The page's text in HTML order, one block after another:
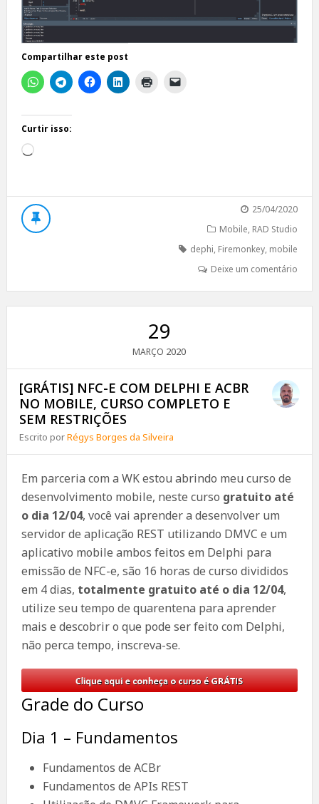
Compartilhar este post
Curtir isso:
Carregando...
25/04/2020
Mobile, RAD Studio
dephi, Firemonkey, mobile
Deixe um comentário
29
MARÇO 2020
[GRÁTIS] NFC-E COM DELPHI E ACBR
NO MOBILE, CURSO COMPLETO E
SEM RESTRIÇÕES
Escrito porRégys Borges da Silveira
Em parceria com a WK estou abrindo meu curso de
desenvolvimento mobile, neste curso gratuito até
o dia 12/04, você vai aprender a desenvolver um
servidor de aplicação REST utilizando DMVC e um
aplicativo mobile ambos feitos em Delphi para
emissão de NFC-e, são 16 horas de curso divididos
em 4 dias, totalmente gratuito até o dia 12/04,
utilize seu tempo de quarentena para aprender
mais e descobrir o que pode ser feito com Delphi,
não perca tempo, inscreva-se.
Grade do Curso
Dia 1 – Fundamentos
Fundamentos de ACBr
Fundamentos de APIs REST